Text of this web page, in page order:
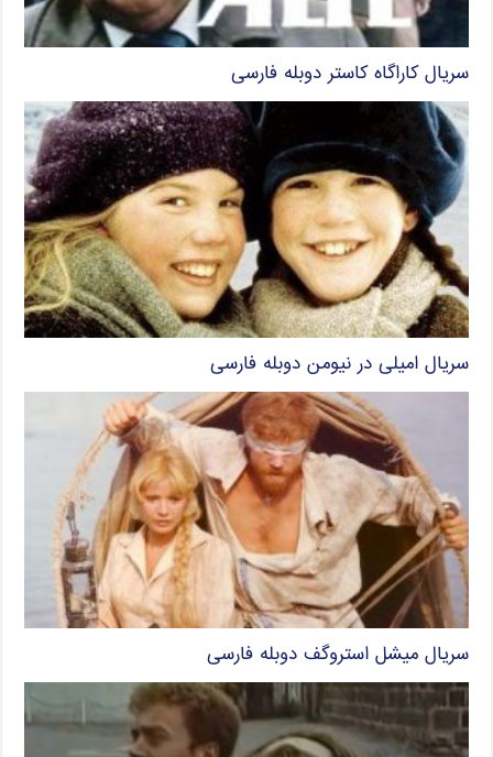
سریال کاراگاه کاستر دوبله فارسی
سریال امیلی در نیومن دوبله فارسی
سریال میشل استروگف دوبله فارسی